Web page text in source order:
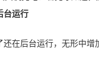
台运行
在后台运行，无形中增